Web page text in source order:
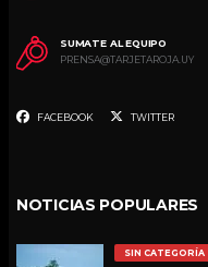
SUMATE AL EQUIPO
PRENSA@TARJETAROJA.UY
FACEBOOK TWITTER
NOTICIAS POPULARES
SIN CATEGORÍA